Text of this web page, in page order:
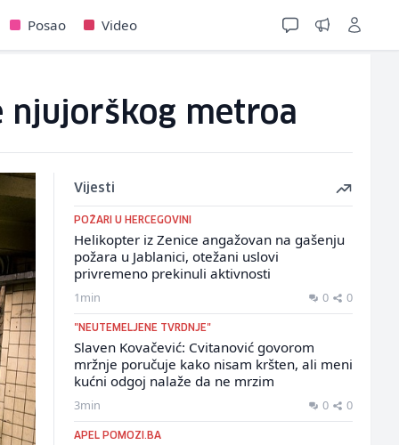
Posao Video
njujorškog metroa
Vijesti
POŽARI U HERCEGOVINI
Helikopter iz Zenice angažovan na gašenju
požara u Jablanici, otežani uslovi
privremeno prekinuli aktivnosti
1min 0 0
"NEUTEMELJENE TVRDNJE"
Slaven Kovačević: Cvitanović govorom
mržnje poručuje kako nisam kršten, ali meni
kućni odgoj nalaže da ne mrzim
3min 0 0
APEL POMOZI.BA